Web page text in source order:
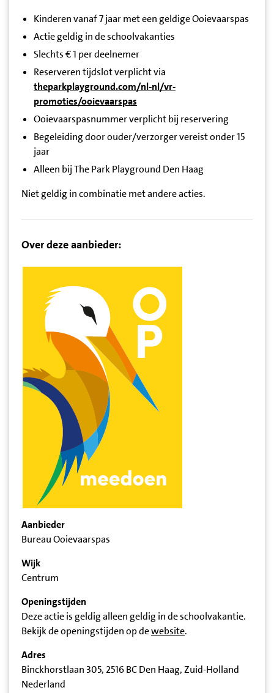
Kinderen vanaf 7 jaar met een geldige Ooievaarspas
Actie geldig in de schoolvakanties
Slechts € 1 per deelnemer
Reserveren tijdslot verplicht via
theparkplayground.com/nl-nl/vr-
promoties/ooievaarspas
Ooievaarspasnummer verplicht bij reservering
Begeleiding door ouder/verzorger vereist onder 15
jaar
Alleen bij The Park Playground Den Haag
Niet geldig in combinatie met andere acties.
Over deze aanbieder:
Aanbieder
Bureau Ooievaarspas
Wijk
Centrum
Openingstijden
Deze actie is geldig alleen geldig in de schoolvakantie.
Bekijk de openingstijden op dewebsite.
Adres
Binckhorstlaan 305, 2516 BC Den Haag, Zuid-Holland
Nederland